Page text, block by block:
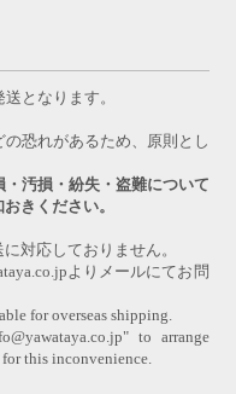
となります。
恐れがあるため、原則とし
汚損・紛失・盗難について
きください。
対応しておりません。
よりメールにてお問
for overseas shipping.
to arrange
this inconvenience.